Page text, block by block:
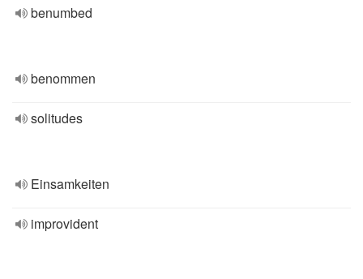
benumbed
benommen
solitudes
Einsamkeiten
improvident